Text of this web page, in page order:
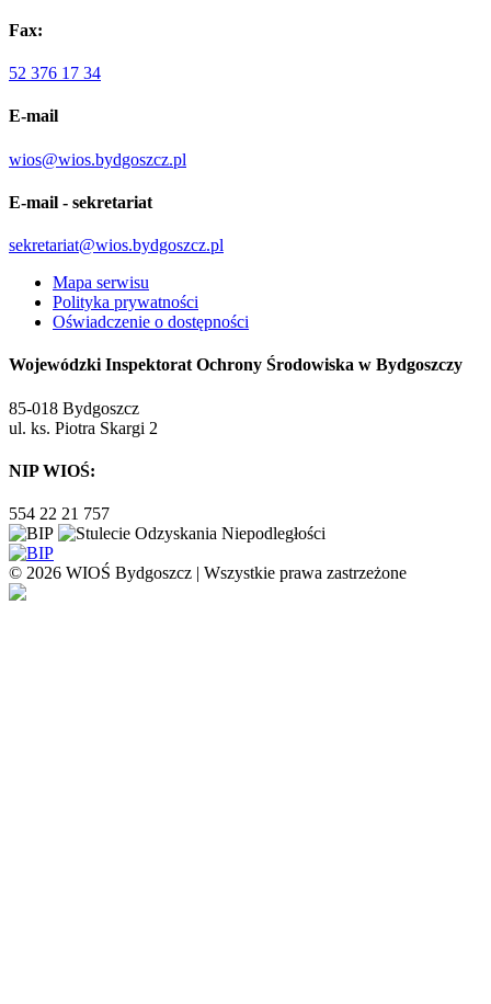
Fax:
52 376 17 34
E-mail
wios@wios.bydgoszcz.pl
E-mail - sekretariat
sekretariat@wios.bydgoszcz.pl
Mapa serwisu
Polityka prywatności
Oświadczenie o dostępności
Wojewódzki Inspektorat Ochrony Środowiska w Bydgoszczy
85-018 Bydgoszcz
ul. ks. Piotra Skargi 2
NIP WIOŚ:
554 22 21 757
© 2026 WIOŚ Bydgoszcz | Wszystkie prawa zastrzeżone